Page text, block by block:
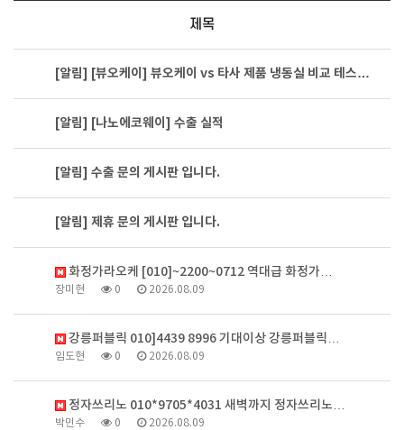
제목
[알림] [뷰오케이] 뷰오케이 vs 타사 제품 냉동실 비교 테스…
[알림] [나노에코웨이] 수출 실적
[알림] 수출 문의 게시판 입니다.
[알림] 제휴 문의 게시판 입니다.
화정가라오케 [010]~2200~0712 역대급 화정가…
장미현 0 2026.08.09
강릉퍼블릭 010]4439 8996 기대이상 강릉퍼블릭…
임도현 0 2026.08.09
정자쓰리노 010*9705*4031 새벽까지 정자쓰리노…
박민수 0 2026.08.09